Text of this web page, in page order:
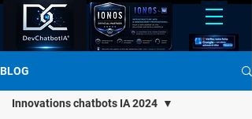
BLOG
Innovations chatbots IA 2024